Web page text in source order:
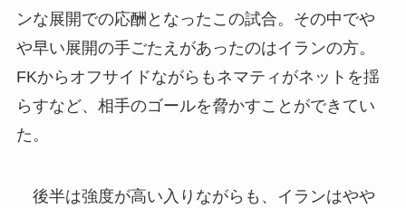
ンな展開での応酬となったこの試合。その中でや
や早い展開の手ごたえがあったのはイランの方。
FKからオフサイドながらもネマティがネットを揺
らすなど、相手のゴールを脅かすことができてい
た。
後半は強度が高い入りながらも、イランはやや